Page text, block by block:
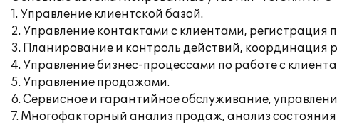
1. Управление клиентской базой.
2. Управление контактами с клиентами, регистрация
3. Планирование и контроль действий,
4. Управление бизнес-процессами по работе с
5. Управление продажами.
6. Сервисное и гарантийное обслуживание,
7. Многофакторный анализ продаж, анализ